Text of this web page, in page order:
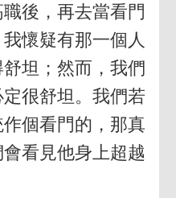
後，再去當看門
懷疑有那一個人
坦；然而，我們
很舒坦。我們若
個看門的，那真
看見他身上超越